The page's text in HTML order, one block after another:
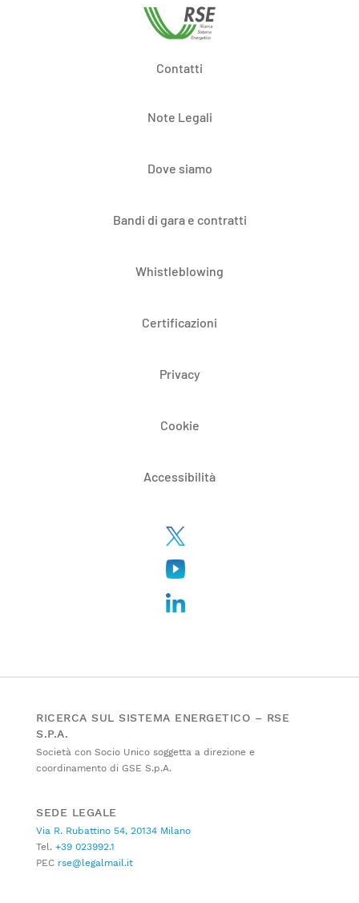
Contatti
Note Legali
Dove siamo
Bandi di gara e contratti
Whistleblowing
Certificazioni
Privacy
Cookie
Accessibilità
RICERCA SUL SISTEMA ENERGETICO – RSE
S.P.A.
Società con Socio Unico soggetta a direzione e
coordinamento di GSE S.p.A.
SEDE LEGALE
Via R. Rubattino 54, 20134 Milano
Tel. +39 023992.1
PEC rse@legalmail.it